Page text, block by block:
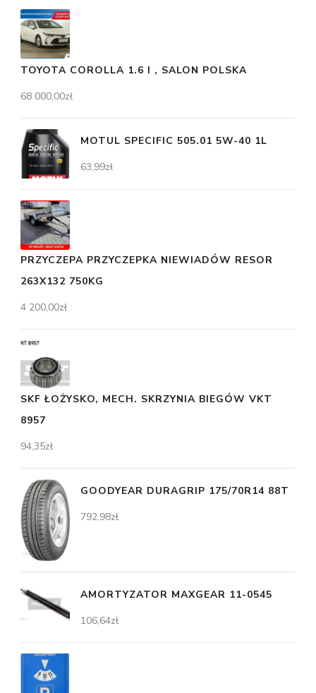
TOYOTA COROLLA 1.6 I , SALON POLSKA
68 000,00zł
MOTUL SPECIFIC 505.01 5W-40 1L
63,99zł
PRZYCZEPA PRZYCZEPKA NIEWIADÓW RESOR
263X132 750KG
4 200,00zł
SKF ŁOŻYSKO, MECH. SKRZYNIA BIEGÓW VKT
8957
94,35zł
GOODYEAR DURAGRIP 175/70R14 88T
792,98zł
AMORTYZATOR MAXGEAR 11-0545
106,64zł